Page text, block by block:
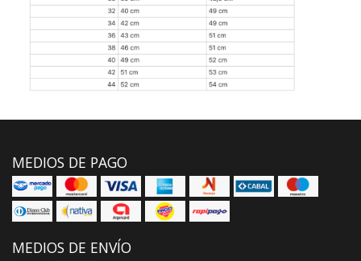
MEDIOS DE PAGO
MEDIOS DE ENVÍO